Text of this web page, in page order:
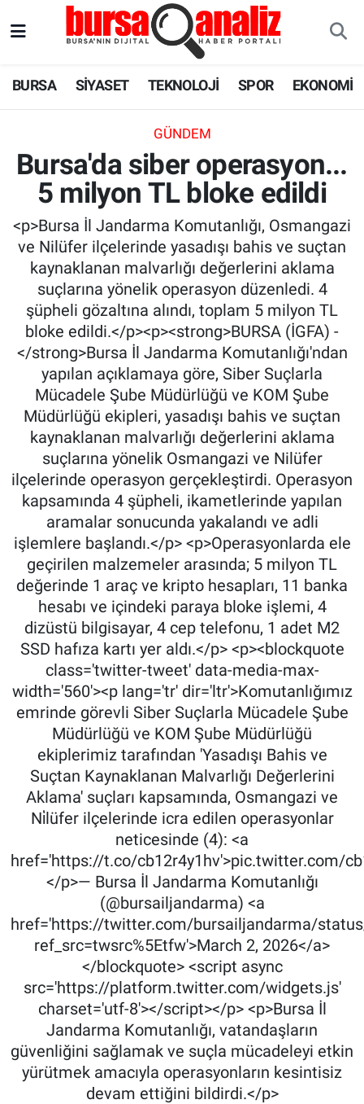
BURSA SİYASET TEKNOLOJİ SPOR EKONOMİ
GÜNDEM
Bursa'da siber operasyon...
5 milyon TL bloke edildi
<p>Bursa İl Jandarma Komutanlığı, Osmangazi
ve Nilüfer ilçelerinde yasadışı bahis ve suçtan
kaynaklanan malvarlığı değerlerini aklama
suçlarına yönelik operasyon düzenledi. 4
şüpheli gözaltına alındı, toplam 5 milyon TL
bloke edildi.</p><p><strong>BURSA (İGFA) -
</strong>Bursa İl Jandarma Komutanlığı'ndan
yapılan açıklamaya göre, Siber Suçlarla
Mücadele Şube Müdürlüğü ve KOM Şube
Müdürlüğü ekipleri, yasadışı bahis ve suçtan
kaynaklanan malvarlığı değerlerini aklama
suçlarına yönelik Osmangazi ve Nilüfer
ilçelerinde operasyon gerçekleştirdi. Operasyon
kapsamında 4 şüpheli, ikametlerinde yapılan
aramalar sonucunda yakalandı ve adli
işlemlere başlandı.</p> <p>Operasyonlarda ele
geçirilen malzemeler arasında; 5 milyon TL
değerinde 1 araç ve kripto hesapları, 11 banka
hesabı ve içindeki paraya bloke işlemi, 4
dizüstü bilgisayar, 4 cep telefonu, 1 adet M2
SSD hafıza kartı yer aldı.</p> <p><blockquote
class='twitter-tweet' data-media-max-
width='560'><p lang='tr' dir='ltr'>Komutanlığımız
emrinde görevli Siber Suçlarla Mücadele Şube
Müdürlüğü ve KOM Şube Müdürlüğü
ekiplerimiz tarafından 'Yasadışı Bahis ve
Suçtan Kaynaklanan Malvarlığı Değerlerini
Aklama' suçları kapsamında, Osmangazi ve
Ni̇lüfer ilçelerinde icra edilen operasyonlar
neticesinde (4): <a
href='https://t.co/cb12r4y1hv'>pic.twitter.com/
</p>— Bursa İl Jandarma Komutanlığı
(@bursailjandarma) <a
href='https://twitter.com/bursailjandarma/
ref_src=twsrc%5Etfw'>March 2, 2026</a>
</blockquote> <script async
src='https://platform.twitter.com/widgets.js'
charset='utf-8'></script></p> <p>Bursa İl
Jandarma Komutanlığı, vatandaşların
güvenliğini sağlamak ve suçla mücadeleyi etkin
yürütmek amacıyla operasyonların kesintisiz
devam ettiğini bildirdi.</p>
SPOR
EKONOMİ
SAĞLIK
ASTROLOJİ
BLOG
Süper Lig Puan Durumu ve Fikstür
Tüm Manşetler
Son Dakika Haberleri
Haber Arşivi